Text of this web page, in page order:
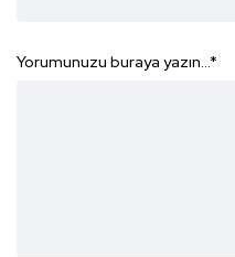
Yorumunuzu buraya yazın...*